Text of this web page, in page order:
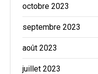
octobre 2023
septembre 2023
août 2023
juillet 2023